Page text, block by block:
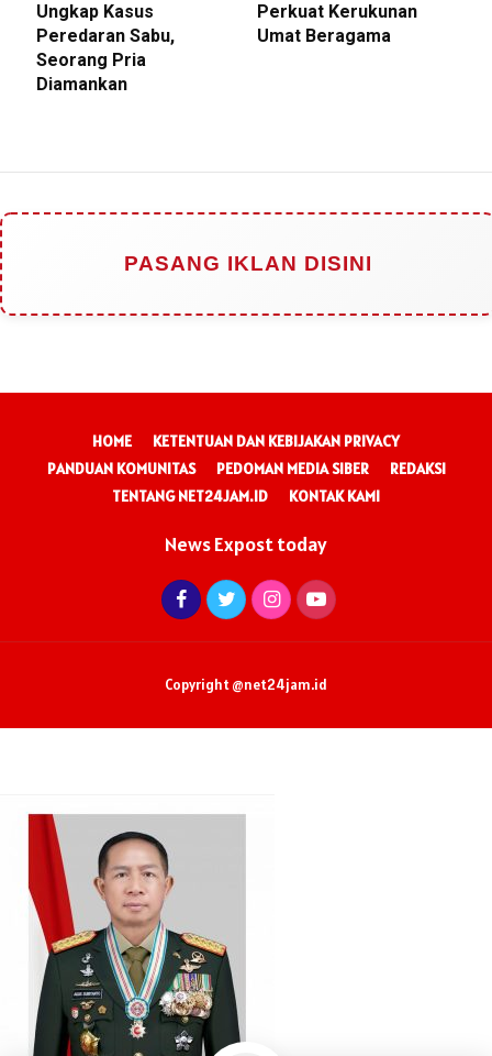
Ungkap Kasus
Peredaran Sabu,
Seorang Pria
Diamankan
Perkuat Kerukunan
Umat Beragama
PASANG IKLAN DISINI
HOME
KETENTUAN DAN KEBIJAKAN PRIVACY
PANDUAN KOMUNITAS
PEDOMAN MEDIA SIBER
REDAKSI
TENTANG NET24JAM.ID
KONTAK KAMI
News Expost today
Copyright @net24jam.id